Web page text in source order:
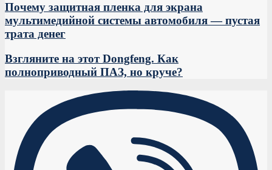
Почему защитная пленка для экрана
мультимедийной системы автомобиля — пустая
трата денег
Взгляните на этот Dongfeng. Как
полноприводный ПАЗ, но круче?